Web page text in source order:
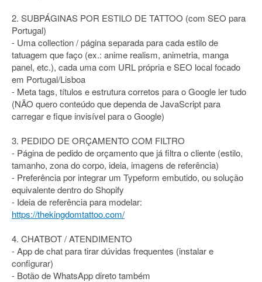
2. SUBPÁGINAS POR ESTILO DE TATTOO (com SEO para
Portugal)
- Uma collection / página separada para cada estilo de
tatuagem que faço (ex.: anime realism, animetria, manga
panel, etc.), cada uma com URL própria e SEO local focado
em Portugal/Lisboa
- Meta tags, títulos e estrutura corretos para o Google ler tudo
(NÃO quero conteúdo que dependa de JavaScript para
carregar e fique invisível para o Google)
3. PEDIDO DE ORÇAMENTO COM FILTRO
- Página de pedido de orçamento que já filtra o cliente (estilo,
tamanho, zona do corpo, ideia, imagens de referência)
- Preferência por integrar um Typeform embutido, ou solução
equivalente dentro do Shopify
- Ideia de referência para modelar:
https://thekingdomtattoo.com/
4. CHATBOT / ATENDIMENTO
- App de chat para tirar dúvidas frequentes (instalar e
configurar)
- Botão de WhatsApp direto também